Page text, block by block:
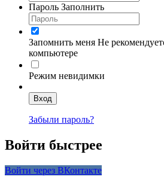
Пароль Заполнить
Запомнить меня Не
компьютере
Режим невидимки
Вход
Забыли пароль?
Войти быстрее
Войти через ВКонтакте